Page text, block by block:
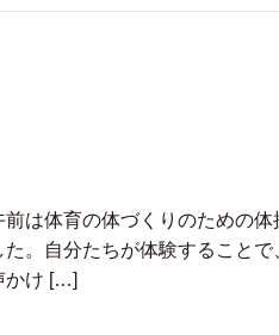
は体育の体づくりのための
。自分たちが体験することで
かけ […]